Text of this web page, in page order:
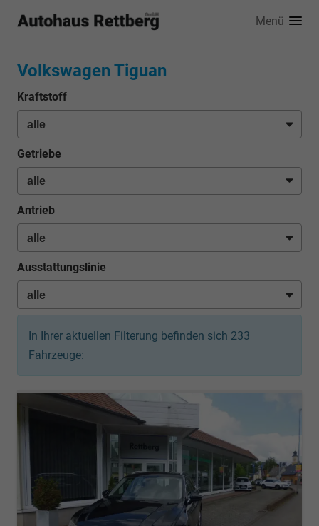
Menü
Volkswagen Tiguan
Kraftstoff
Getriebe
Antrieb
Ausstattungslinie
In Ihrer aktuellen Filterung befinden sich 233
Fahrzeuge: